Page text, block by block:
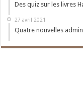
Des quiz sur les livres
27 avril 2021
Quatre nouvelles